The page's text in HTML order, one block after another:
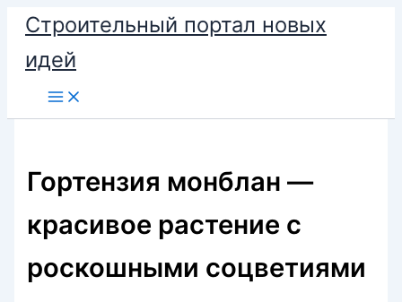
Перейти
содержимому
Строительный портал новых
идей
Гортензия монблан —
красивое растение с
роскошными соцветиями